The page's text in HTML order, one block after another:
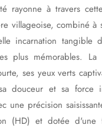
rayonne à travers
villageoise, combiné à
incarnation tangible
plus mémorables. La
ses yeux verts
douceur et sa force
une précision
(HD) et dotée d'une